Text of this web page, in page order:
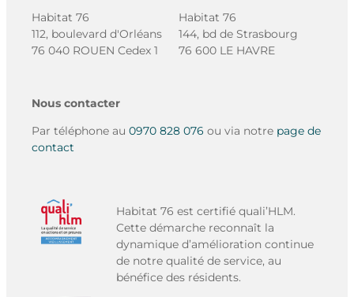
Habitat 76
112, boulevard d'Orléans
76 040 ROUEN Cedex 1
Habitat 76
144, bd de Strasbourg
76 600 LE HAVRE
Nous contacter
Par téléphone au 0970 828 076 ou via notre page de
contact
Habitat 76 est certifié quali’HLM.
Cette démarche reconnaît la
dynamique d’amélioration continue
de notre qualité de service, au
bénéfice des résidents.